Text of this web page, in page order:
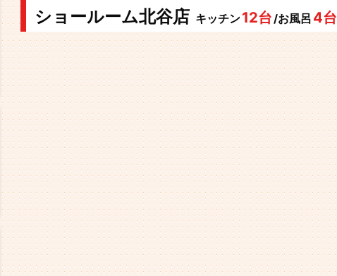
ショールーム北谷店 キッチン12台/お風呂 4台